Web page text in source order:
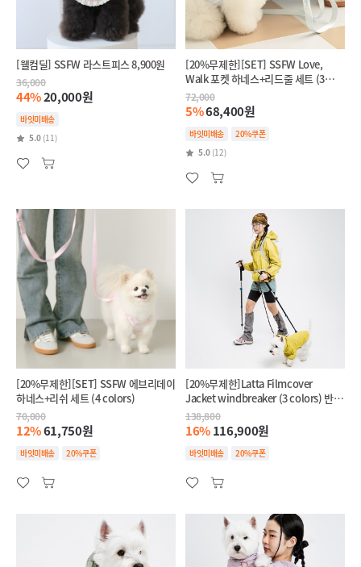
[웰컴딜] SSFW 라스트피스 8,900원
36,000
44%20,000원
바잇미배송
5.0 (11)
[20%무제한][SET] SSFW Love,
Walk 포켓 하네스+리드줄 세트 (3
colors)
72,000
5%68,400원
바잇미배송
20%쿠폰
5.0 (12)
[20%무제한][SET] SSFW 에브리데이
하네스+리쉬 세트 (4 colors)
70,000
12%61,750원
바잇미배송 20%쿠폰
[20%무제한]Latta Filmcover
Jacket windbreaker (3 colors) 반려
견+반려인 SET
138,800
16%116,900원
바잇미배송 20%쿠폰